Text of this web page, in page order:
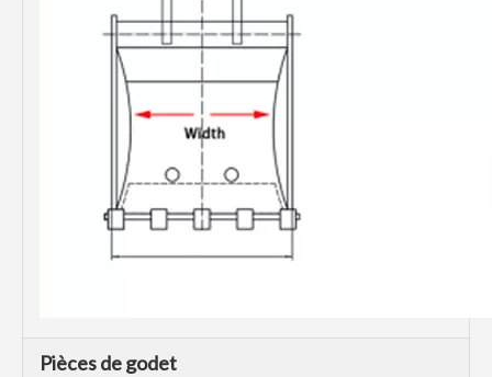
Pièces de godet